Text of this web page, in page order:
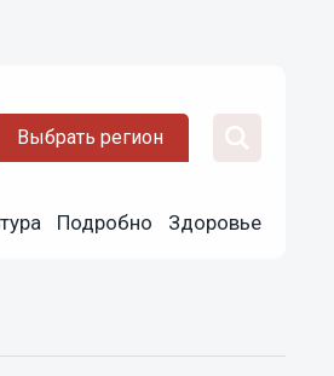
Выбрать регион
Подробно Здоровье